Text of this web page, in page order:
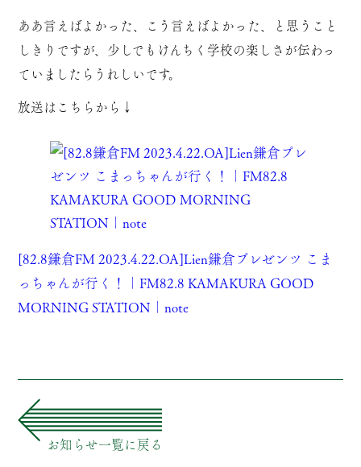
ああ言えばよかった、こう言えばよかった、と思うこと
しきりですが、少しでもけんちく学校の楽しさが伝わっ
ていましたらうれしいです。
放送はこちらから↓
[82.8鎌倉FM 2023.4.22.OA]Lien鎌倉プレゼンツ こま
っちゃんが行く！｜FM82.8 KAMAKURA GOOD
MORNING STATION｜note
お知らせ一覧に戻る